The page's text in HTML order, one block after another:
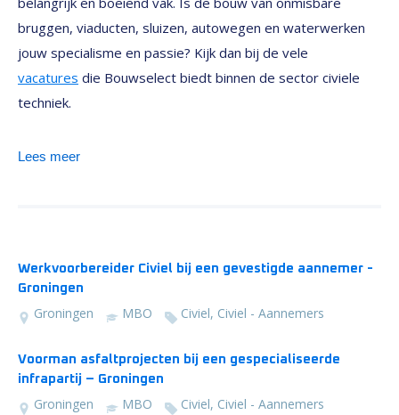
bruggen, viaducten, sluizen, autowegen en waterwerken
jouw specialisme en passie? Kijk dan bij de vele
vacatures die Bouwselect biedt binnen de sector civiele
techniek.
Lees meer
Werkvoorbereider Civiel bij een gevestigde aannemer -
Groningen
Groningen MBO Civiel, Civiel - Aannemers
Voorman asfaltprojecten bij een gespecialiseerde
infrapartij – Groningen
Groningen MBO Civiel, Civiel - Aannemers